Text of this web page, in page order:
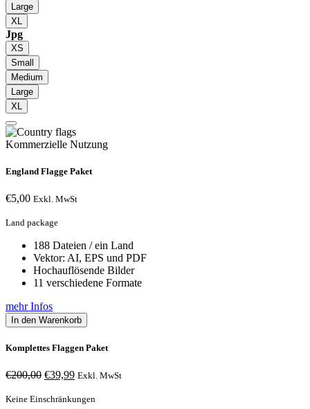
Large
XL
Jpg
XS
Small
Medium
Large
XL
Kommerzielle Nutzung
England Flagge Paket
€5,00 Exkl. MwSt
Land package
188 Dateien / ein Land
Vektor: AI, EPS und PDF
Hochauflösende Bilder
11 verschiedene Formate
mehr Infos
In den Warenkorb
Komplettes Flaggen Paket
€200,00 Ursprünglicher
war:
€39,99Aktueller
ist:
Exkl. MwSt
Keine Einschränkungen